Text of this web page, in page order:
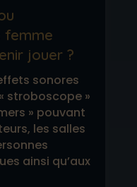
femme
jouer ?
sonores
stroboscope »
» pouvant
les salles
ainsi qu’aux